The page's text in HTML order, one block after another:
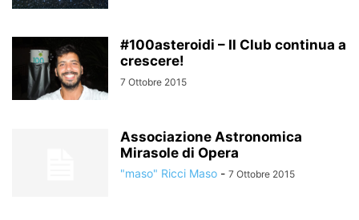
#100asteroidi – Il Club continua a
crescere!
7 Ottobre 2015
Associazione Astronomica
Mirasole di Opera
"maso" Ricci Maso - 7 Ottobre 2015